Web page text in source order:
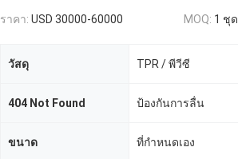
ราคา: USD 30000-60000 MOQ: 1 ชุด
วัสดุ TPR / พีวีซี
404 Not Found ป้องกันการลื่น
ขนาด ที่กำหนดเอง